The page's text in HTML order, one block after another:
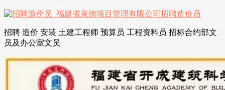
招聘 造价 安装 土建工程师 预算员 工程资料员 招标合约部文
员及办公室文员